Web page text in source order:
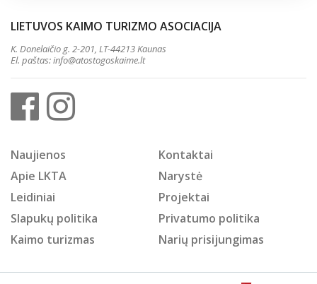
LIETUVOS KAIMO TURIZMO ASOCIACIJA
K. Donelaičio g. 2-201, LT-44213 Kaunas
El. paštas:info@atostogoskaime.lt
Naujienos
Kontaktai
Apie LKTA
Narystė
Leidiniai
Projektai
Slapukų politika
Privatumo politika
Kaimo turizmas
Narių prisijungimas